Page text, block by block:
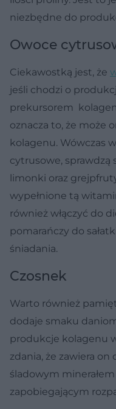
niezbędne do
Owoce
Ciekawostką jest, że
jeśli chodzi o
prekursorem
oznacza to, że może
kolagenu. Wówczas
cytrusowe, sprawdzą
limonki oraz
wypełnione tą
również włączyć do
pomarańczy do
śniadania.
Czosnek
Warto również
dodaje smaku
produkcje kolagenu
zdania, że zawiera on
śladowym
zapobiegającym